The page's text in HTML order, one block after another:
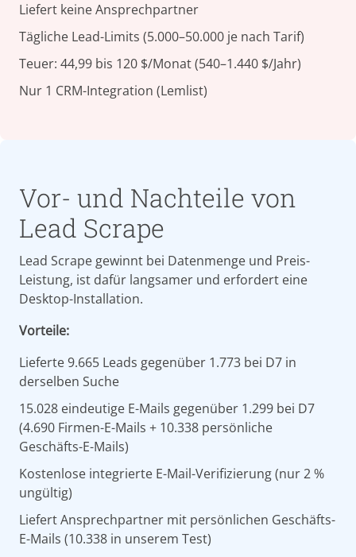
Liefert keine Ansprechpartner
Tägliche Lead-Limits (5.000–50.000 je nach Tarif)
Teuer: 44,99 bis 120 $/Monat (540–1.440 $/Jahr)
Nur 1 CRM-Integration (Lemlist)
Vor- und Nachteile von
Lead Scrape
Lead Scrape gewinnt bei Datenmenge und Preis-
Leistung, ist dafür langsamer und erfordert eine
Desktop-Installation.
Vorteile:
Lieferte 9.665 Leads gegenüber 1.773 bei D7 in
derselben Suche
15.028 eindeutige E-Mails gegenüber 1.299 bei D7
(4.690 Firmen-E-Mails + 10.338 persönliche
Geschäfts-E-Mails)
Kostenlose integrierte E-Mail-Verifizierung (nur 2 %
ungültig)
Liefert Ansprechpartner mit persönlichen Geschäfts-
E-Mails (10.338 in unserem Test)